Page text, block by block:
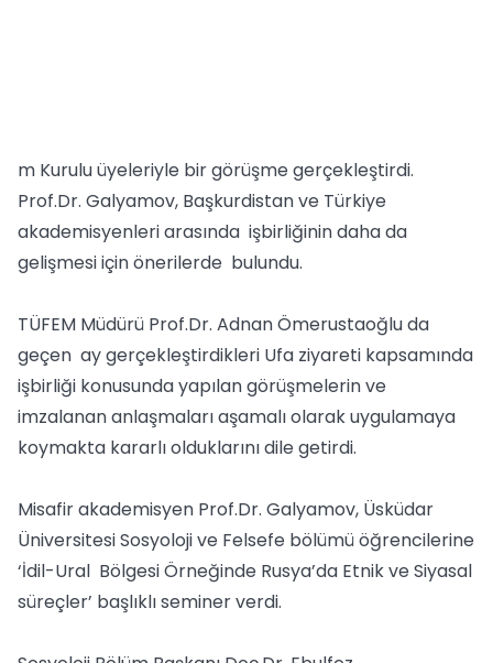
m Kurulu üyeleriyle bir görüşme gerçekleştirdi.
Prof.Dr. Galyamov, Başkurdistan ve Türkiye
akademisyenleri arasında işbirliğinin daha da
gelişmesi için önerilerde bulundu.
TÜFEM Müdürü Prof.Dr. Adnan Ömerustaoğlu da
geçen ay gerçekleştirdikleri Ufa ziyareti kapsamında
işbirliği konusunda yapılan görüşmelerin ve
imzalanan anlaşmaları aşamalı olarak uygulamaya
koymakta kararlı olduklarını dile getirdi.
Misafir akademisyen Prof.Dr. Galyamov, Üsküdar
Üniversitesi Sosyoloji ve Felsefe bölümü öğrencilerine
‘İdil-Ural Bölgesi Örneğinde Rusya’da Etnik ve Siyasal
süreçler’ başlıklı seminer verdi.